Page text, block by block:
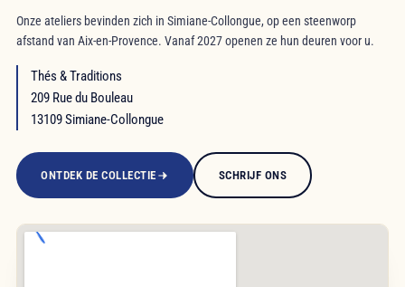
Onze ateliers bevinden zich in Simiane-Collongue, op een steenworp
afstand van Aix-en-Provence. Vanaf 2027 openen ze hun deuren voor u.
Thés & Traditions
209 Rue du Bouleau
13109 Simiane-Collongue
ONTDEK DE COLLECTIE SCHRIJF ONS